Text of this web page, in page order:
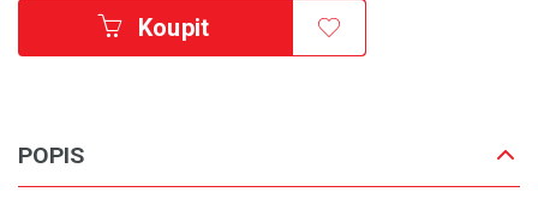
Koupit
POPIS